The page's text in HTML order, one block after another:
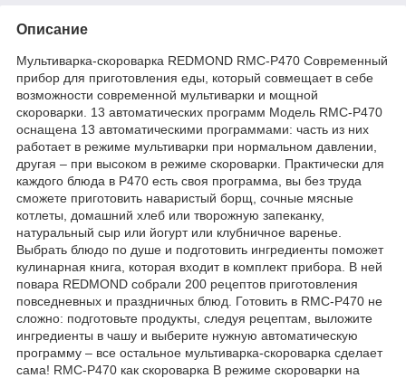
Описание
Мультиварка-скороварка REDMOND RMC-P470 Современный
прибор для приготовления еды, который совмещает в себе
возможности современной мультиварки и мощной
скороварки. 13 автоматических программ Модель RMC-P470
оснащена 13 автоматическими программами: часть из них
работает в режиме мультиварки при нормальном давлении,
другая – при высоком в режиме скороварки. Практически для
каждого блюда в P470 есть своя программа, вы без труда
сможете приготовить наваристый борщ, сочные мясные
котлеты, домашний хлеб или творожную запеканку,
натуральный сыр или йогурт или клубничное варенье.
Выбрать блюдо по душе и подготовить ингредиенты поможет
кулинарная книга, которая входит в комплект прибора. В ней
повара REDMOND собрали 200 рецептов приготовления
повседневных и праздничных блюд. Готовить в RMC-P470 не
сложно: подготовьте продукты, следуя рецептам, выложите
ингредиенты в чашу и выберите нужную автоматическую
программу – все остальное мультиварка-скороварка сделает
сама! RMC-P470 как скороварка В режиме скороварки на